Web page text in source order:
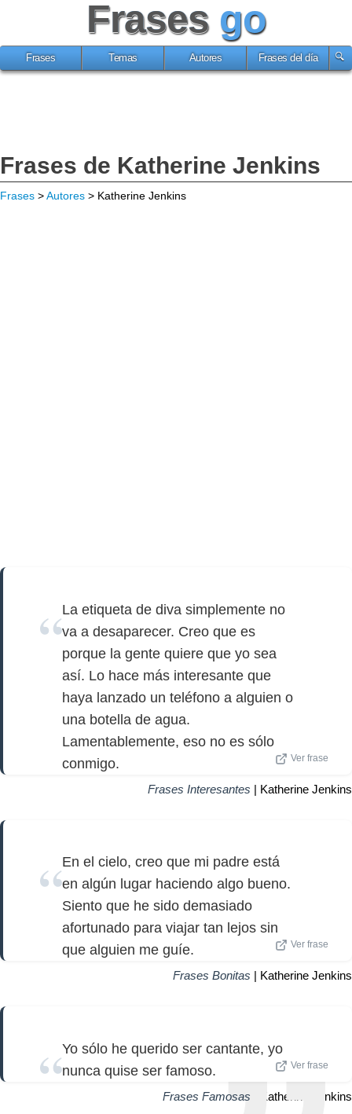
Frases go
Frases Temas Autores Frases del día
Frases de Katherine Jenkins
Frases >Autores > Katherine Jenkins
La etiqueta de diva simplemente no
va a desaparecer. Creo que es
porque la gente quiere que yo sea
así. Lo hace más interesante que
haya lanzado un teléfono a alguien o
una botella de agua.
Lamentablemente, eso no es sólo
conmigo.
Ver frase
Frases Interesantes | Katherine Jenkins
En el cielo, creo que mi padre está
en algún lugar haciendo algo bueno.
Siento que he sido demasiado
afortunado para viajar tan lejos sin
que alguien me guíe.
Ver frase
Frases Bonitas | Katherine Jenkins
Yo sólo he querido ser cantante, yo
nunca quise ser famoso.
Ver frase
Frases Famosas | Katherine Jenkins